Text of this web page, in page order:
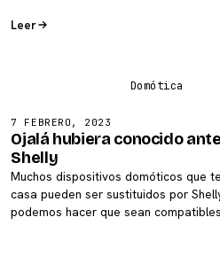
Leer
7 FEBRERO, 2023
Ojalá hubiera conocido
Shelly
Muchos dispositivos domóticos que
casa pueden ser sustituidos por
podemos hacer que sean